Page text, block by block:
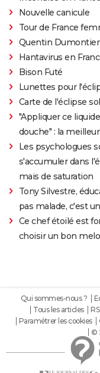
Nouvelle canicule
Tour de France
Quentin Dumontier
Hantavirus en
Bison Futé
Lunettes pour
Carte de l'éclipse
"Appliquer ce
douche" : la
Les psychologues
s'accumuler dans
mais de saturation
Tony Silvestre,
pas malade, c'est
Ce chef étoilé est
choisir un bon
Qui sommes-nous ?
Tous les articles
Paramétrer les cookies
©